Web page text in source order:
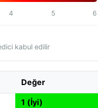
4 5 6
kabul edilir
Değer
1 (İyi)